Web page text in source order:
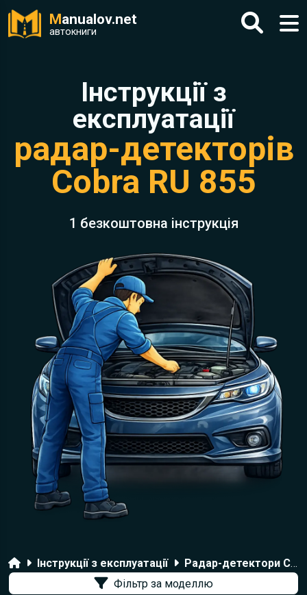
Manualov.net
автокниги
Інструкції з
експлуатації
радар-детекторів
Cobra RU 855
1 безкоштовна інструкція
ГоловнаІнструкції з експлуатації
Радар-детектори Cobra
Фільтр за моделлю